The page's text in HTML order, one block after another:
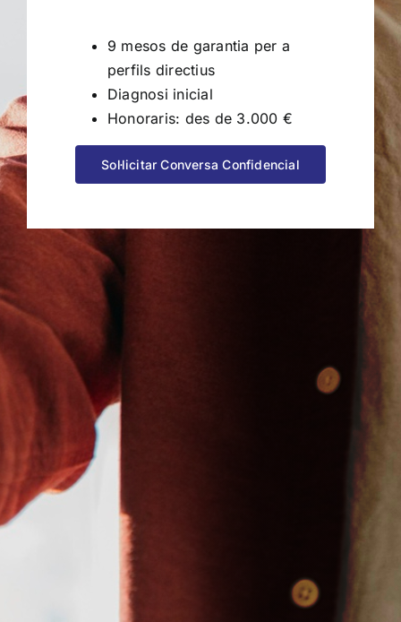
9 mesos de garantia per a
perfils directius
Diagnosi inicial
Honoraris: des de 3.000 €
Sol·licitar Conversa Confidencial